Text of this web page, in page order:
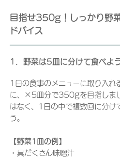
目指せ350g！しっかり野
ドバイス
1．野菜は5皿に分けて食べよう
1日の食事のメニューに取り入
に、×5皿分で350gを目指しま
はなく、1日の中で複数回に分け
う。
【野菜1皿の例】
・具だくさん味噌汁